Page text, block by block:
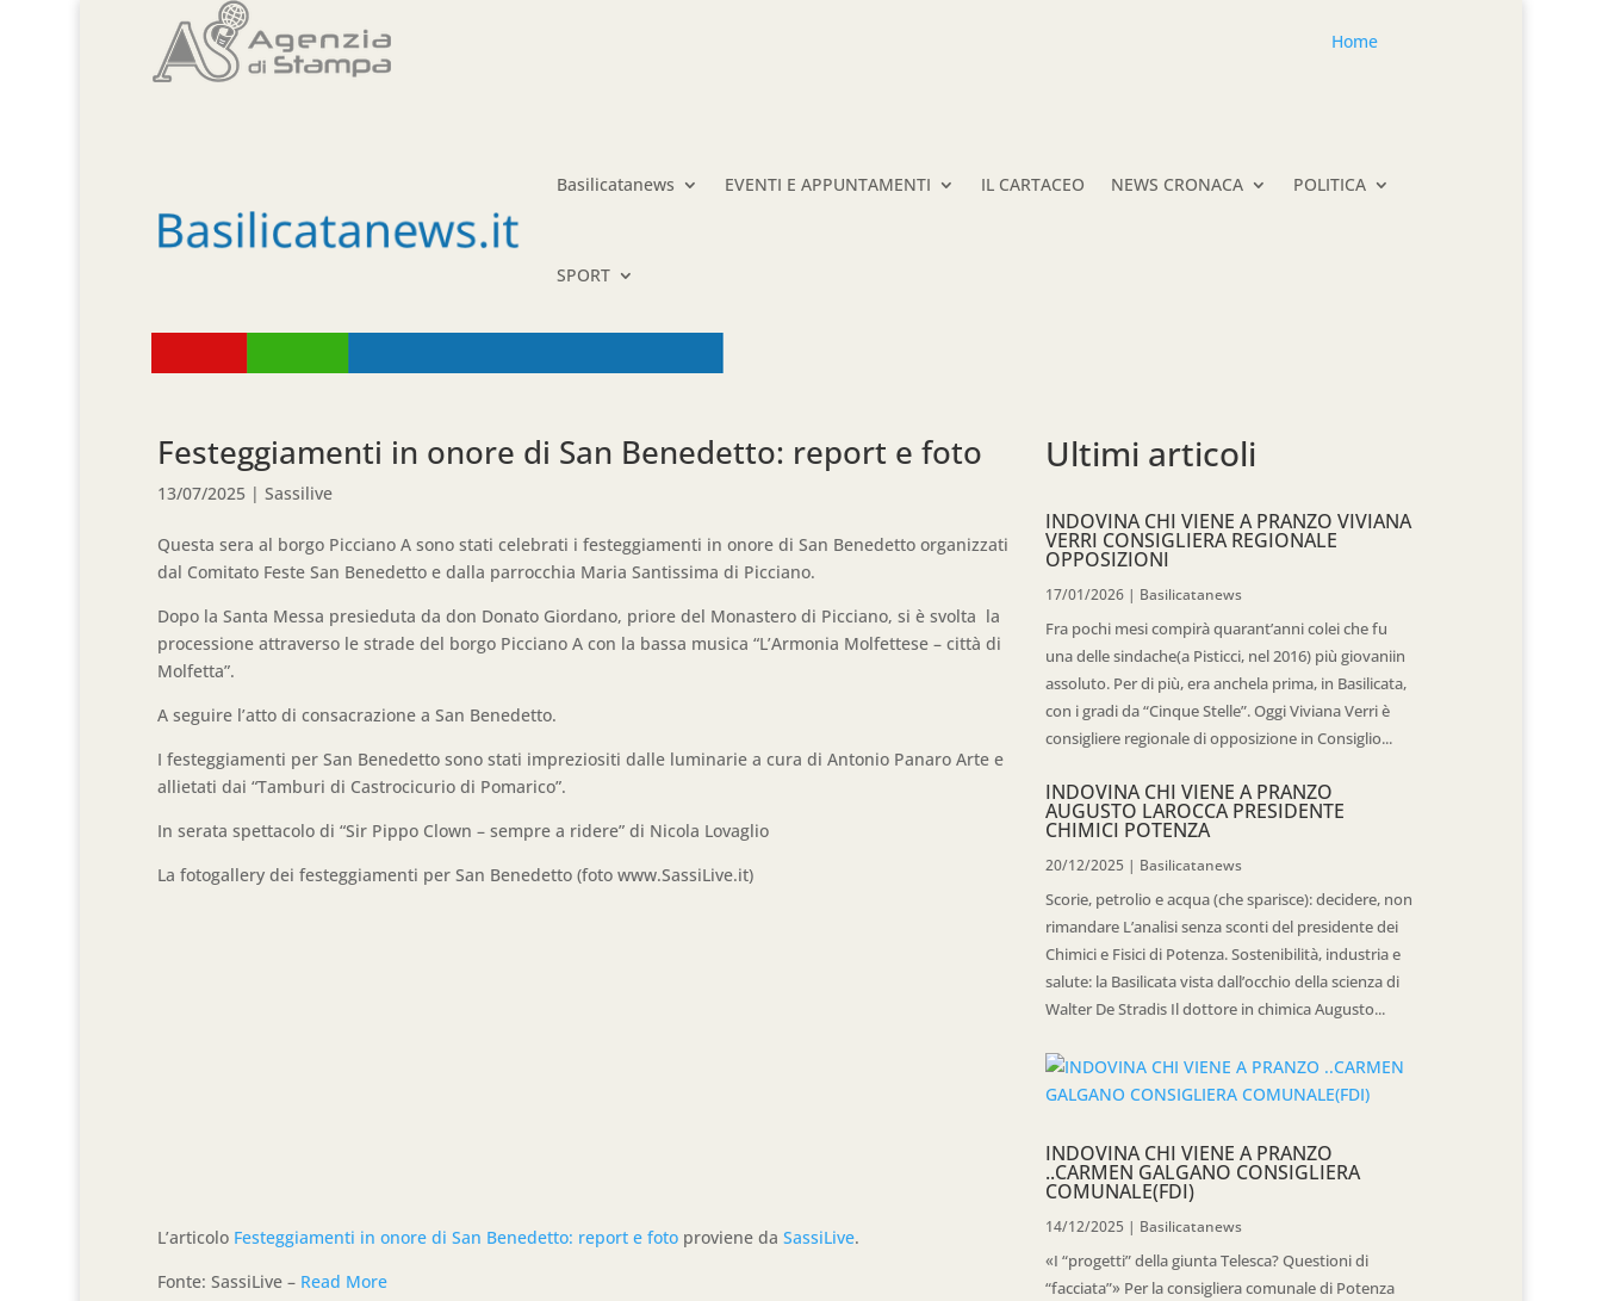
Home
Basilicatanews EVENTI E APPUNTAMENTI IL CARTACEO NEWS CRONACA POLITICA
SPORT
Festeggiamenti in onore di San Benedetto: report e foto
13/07/2025 |Sassilive
Questa sera al borgo Picciano A sono stati celebrati i festeggiamenti in onore di San Benedetto organizzati
dal Comitato Feste San Benedetto e dalla parrocchia Maria Santissima di Picciano.
Dopo la Santa Messa presieduta da don Donato Giordano, priore del Monastero di Picciano, si è svolta la
processione attraverso le strade del borgo Picciano A con la bassa musica “L’Armonia Molfettese – città di
Molfetta”.
A seguire l’atto di consacrazione a San Benedetto.
I festeggiamenti per San Benedetto sono stati impreziositi dalle luminarie a cura di Antonio Panaro Arte e
allietati dai “Tamburi di Castrocicurio di Pomarico”.
In serata spettacolo di “Sir Pippo Clown – sempre a ridere” di Nicola Lovaglio
La fotogallery dei festeggiamenti per San Benedetto (foto www.SassiLive.it)
L’articolo Festeggiamenti in onore di San Benedetto: report e foto proviene daSassiLive.
Fonte: SassiLive – Read More
Ultimi articoli
INDOVINA CHI VIENE A PRANZO VIVIANA
VERRI CONSIGLIERA REGIONALE
OPPOSIZIONI
17/01/2026| Basilicatanews
Fra pochi mesi compirà quarant’anni colei che fu
una delle sindache(a Pisticci, nel 2016) più giovaniin
assoluto. Per di più, era anchela prima, in Basilicata,
con i gradi da “Cinque Stelle”. Oggi Viviana Verri è
consigliere regionale di opposizione in Consiglio...
INDOVINA CHI VIENE A PRANZO
AUGUSTO LAROCCA PRESIDENTE
CHIMICI POTENZA
20/12/2025 | Basilicatanews
Scorie, petrolio e acqua (che sparisce): decidere, non
rimandare L’analisi senza sconti del presidente dei
Chimici e Fisici di Potenza. Sostenibilità, industria e
salute: la Basilicata vista dall’occhio della scienza di
Walter De Stradis Il dottore in chimica Augusto...
INDOVINA CHI VIENE A PRANZO
..CARMEN GALGANO CONSIGLIERA
COMUNALE(FDI)
14/12/2025 | Basilicatanews
«I “progetti” della giunta Telesca? Questioni di
“facciata”» Per la consigliera comunale di Potenza